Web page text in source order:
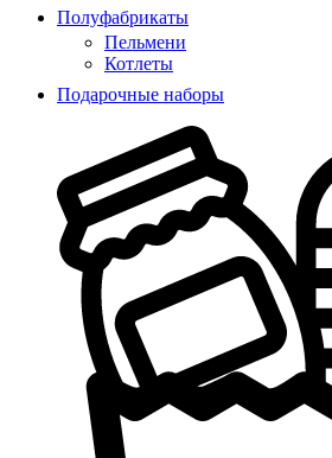
Полуфабрикаты
Пельмени
Котлеты
Подарочные наборы